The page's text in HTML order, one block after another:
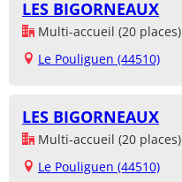
LES BIGORNEAUX
Multi-accueil (20 places)
Le Pouliguen (44510)
LES BIGORNEAUX
Multi-accueil (20 places)
Le Pouliguen (44510)